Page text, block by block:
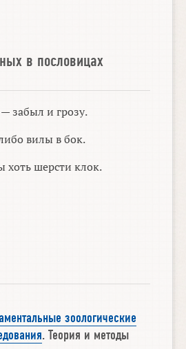
в пословицах
забыл и грозу.
вилы в бок.
шерсти клок.
зоологические
. Теория и методы